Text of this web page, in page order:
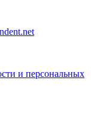
и персональных